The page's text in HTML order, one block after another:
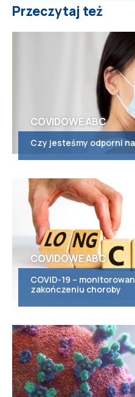
Przeczytaj też
COVIDOWE ABC
Czy jesteśmy odporni na
COVIDOWE ABC
COVID-19 –
zakończeniu choroby